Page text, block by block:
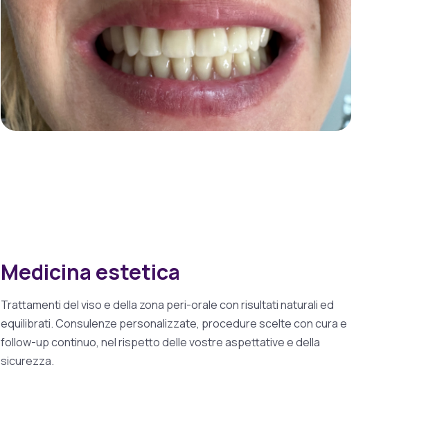
Medicina estetica
Trattamenti del viso e della zona peri-orale con risultati naturali ed
equilibrati. Consulenze personalizzate, procedure scelte con cura e
follow-up continuo, nel rispetto delle vostre aspettative e della
sicurezza.